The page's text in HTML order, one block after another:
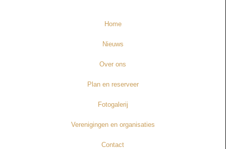
Home
Nieuws
Over ons
Plan en reserveer
Fotogalerij
Verenigingen en organisaties
Contact